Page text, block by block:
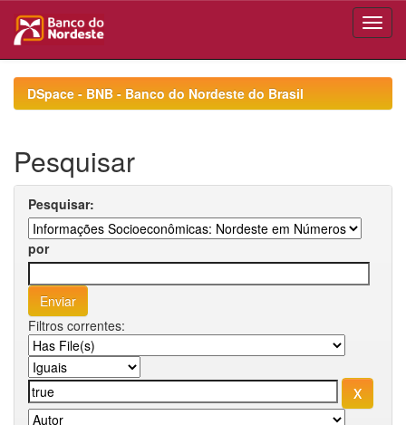
navigationDSpace - BNB - Banco do Nordeste do Brasil
Pesquisar
Pesquisar:
por
Filtros correntes: